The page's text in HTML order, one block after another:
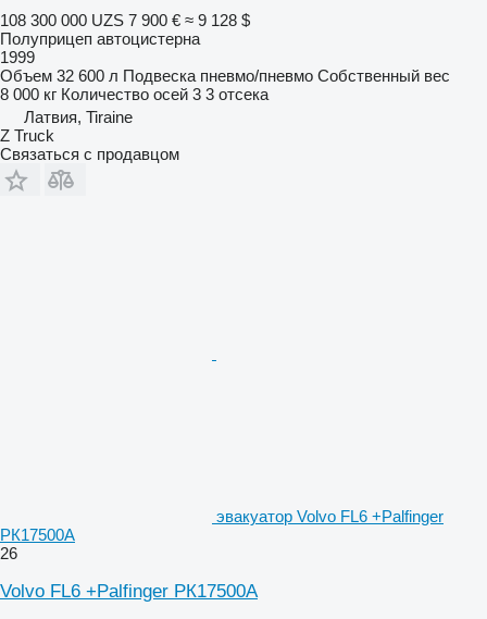
108 300 000 UZS 7 900 € ≈ 9 128 $
Полуприцеп автоцистерна
1999
Объем 32 600 л Подвеска пневмо/пневмо Собственный вес
8 000 кг Количество осей 3 3 отсека
Латвия, Tiraine
Z Truck
Связаться с продавцом
эвакуатор Volvo FL6 +Palfinger
PК17500A
26
Volvo FL6 +Palfinger PК17500A